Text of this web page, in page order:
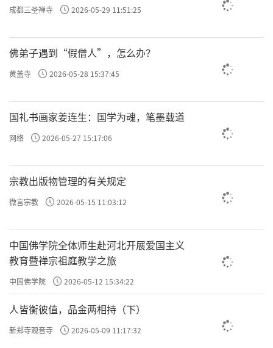
成都三圣禅寺 2026-05-29 11:51:25
佛弟子遇到“假僧人”，怎么办？
黄盖寺 2026-05-28 15:37:45
国礼书画家姜连生：国学为魂，笔墨载道
网络 2026-05-27 15:17:06
宗教出版物管理的有关规定
微言宗教 2026-05-15 11:03:12
中国佛学院全体师生赴河北开展爱国主义
教育暨禅宗祖庭教学之旅
中国佛学院 2026-05-12 15:34:22
人皆衡彼值，品金两相持（下）
新郑寺观音寺 2026-05-09 11:17:32